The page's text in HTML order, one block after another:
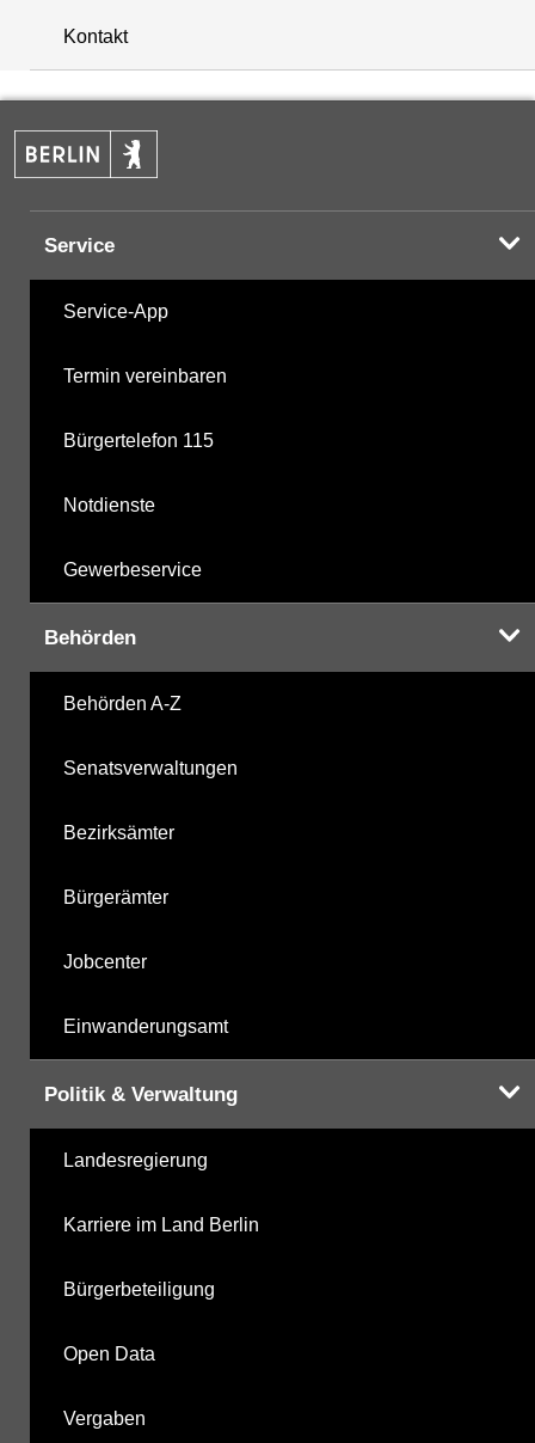
+
−
Kontakt
Service
Service-App
Termin vereinbaren
Bürgertelefon 115
Notdienste
Gewerbeservice
Behörden
Behörden A-Z
Senatsverwaltungen
Bezirksämter
Bürgerämter
Jobcenter
Einwanderungsamt
Politik & Verwaltung
Landesregierung
Karriere im Land Berlin
Bürgerbeteiligung
Open Data
Vergaben